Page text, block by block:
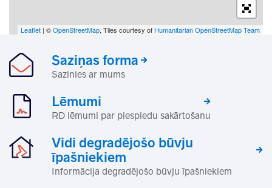
Leaflet | ©OpenStreetMap, Tiles courtesy of Humanitarian OpenStreetMap Team
Saziņas forma
Sazinies ar mums
Lēmumi
RD lēmumi par piespiedu sakārtošanu
Vidi degradējošo būvju
īpašniekiem
Informācija degradējošo būvju īpašniekiem